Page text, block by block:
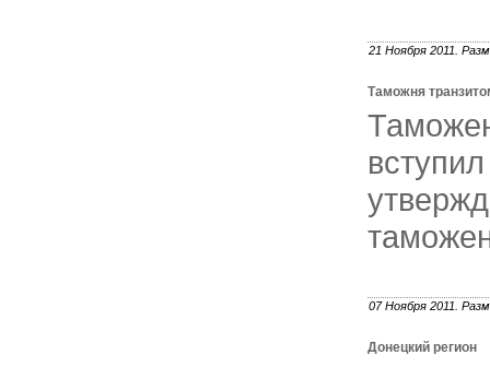
21 Ноября 2011.
Таможня
07 Ноября 2011.
Донецкий регион